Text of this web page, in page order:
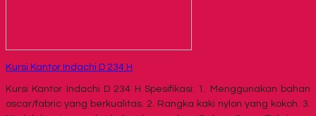
Kursi Kantor Indachi D 234 H
Kursi Kantor Indachi D 234 H Spesifikasi: 1. Menggunakan bahan
oscar/fabric yang berkualitas. 2. Rangka kaki nylon yang kokoh. 3.